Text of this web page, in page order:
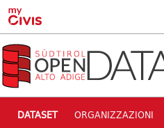
Skip to main content
DATASET ORGANIZZAZIONI